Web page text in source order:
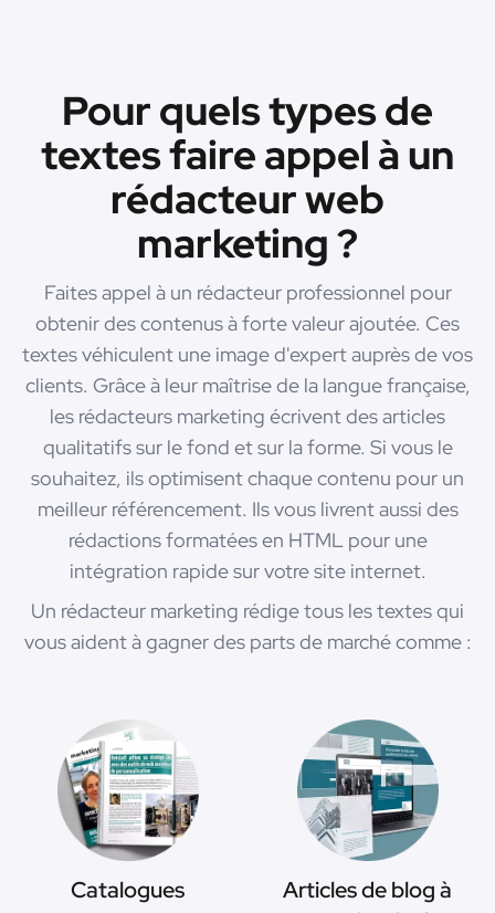
Pour quels types de
textes faire appel à un
rédacteur web
marketing ?
Faites appel à un rédacteur professionnel pour
obtenir des contenus à forte valeur ajoutée. Ces
textes véhiculent une image d'expert auprès de vos
clients. Grâce à leur maîtrise de la langue française,
les rédacteurs marketing écrivent des articles
qualitatifs sur le fond et sur la forme. Si vous le
souhaitez, ils optimisent chaque contenu pour un
meilleur référencement. Ils vous livrent aussi des
rédactions formatées en HTML pour une
intégration rapide sur votre site internet.
Un rédacteur marketing rédige tous les textes qui
vous aident à gagner des parts de marché comme :
Catalogues
Articles de blog à